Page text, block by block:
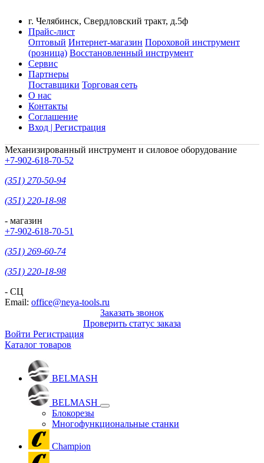
г. Челябинск, Свердловский тракт, д.5ф
Прайс-лист
Оптовый Интернет-магазин Пороховой инструмент
(розница) Восстановленный инструмент
Сервис
Партнеры
Поставщики Торговая сеть
О нас
Контакты
Соглашение
Вход | Регистрация
Механизированный инструмент и силовое оборудование
+7-902-618-70-52
(351) 270-50-94
(351) 220-18-98
- магазин
+7-902-618-70-51
(351) 269-60-74
(351) 220-18-98
- СЦ
Email: office@neya-tools.ru
Заказать звонок
Проверить статус заказа
Войти Регистрация
Каталог товаров
BELMASH
BELMASH
Блокорезы
Многофункциональные станки
Champion